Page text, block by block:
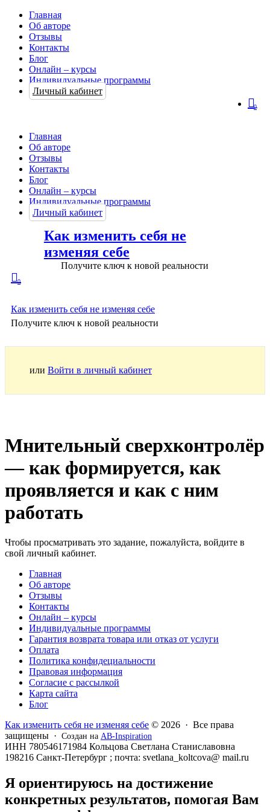
Главная
Об авторе
Отзывы
Контакты
Блог
Онлайн – курсы
Индивидуальные программы
Личный кабинет
0
Главная
Об авторе
Отзывы
Контакты
Блог
Онлайн – курсы
Индивидуальные программы
Личный кабинет
Как изменить себя не
изменяя себе
Получите ключ к новой реальности
0
Как изменить себя не изменяя себе
Получите ключ к новой реальности
или Войти в личный кабинет
Мнительный сверхконтролёр
— как формируется, как
проявляется и как с ним
работать
Чтобы просматривать это задание, пожалуйста, войдите в
свой личный кабинет.
Главная
Об авторе
Отзывы
Контакты
Онлайн – курсы
Индивидуальные программы
Гарантия возврата товара или отказ от услуги
Оплата
Политика конфидециальности
Правовая информация
Согласие с рассылкой
Карта сайта
Блог
Как изменить себя не изменяя себе © 2026 · Все права
защищены · Создан на AB-Inspiration
ИНН 780546171984 Кольцова Светлана Станиславовна
198216 Санкт-Петербург ; почта: svetlana_koltcova@ mail.ru
Я ориентируюсь на достижение
конкретных результатов, помогая Вам